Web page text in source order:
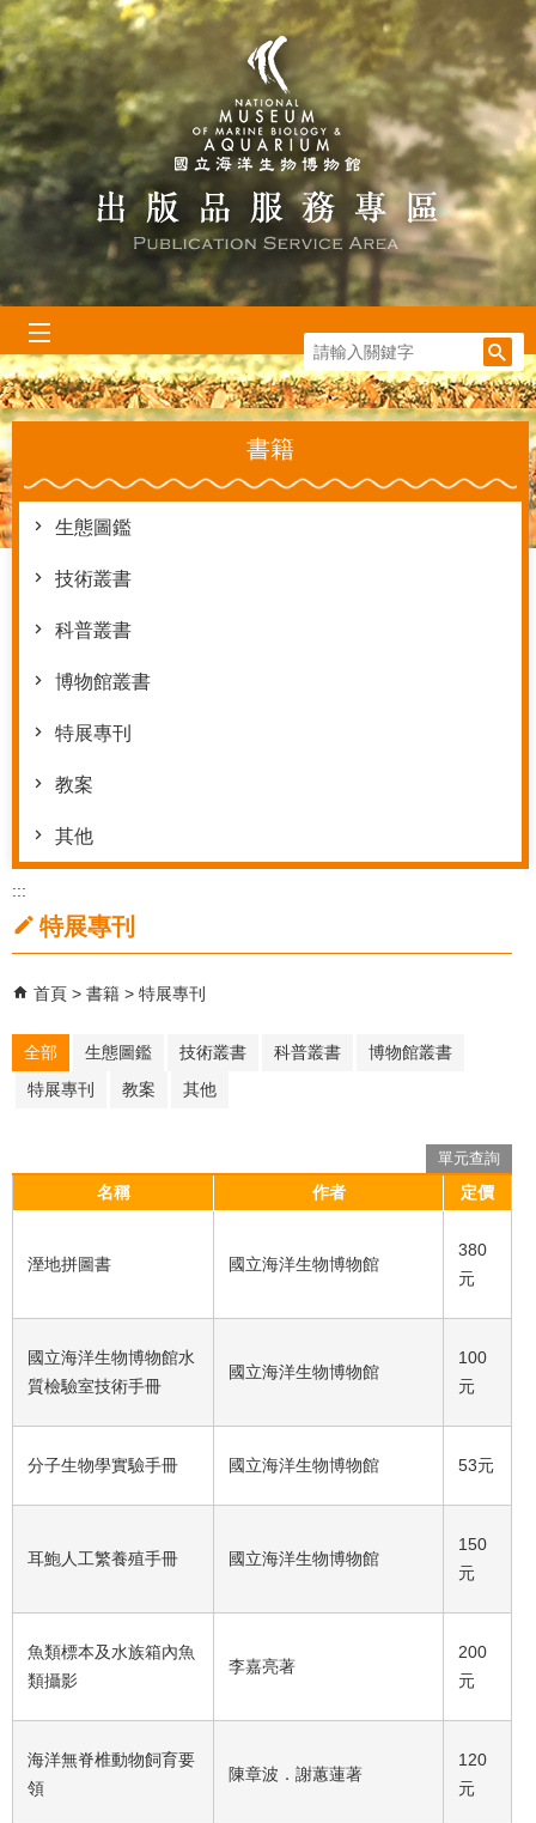
跳到主要內容區塊
:::
書籍
生態圖鑑
技術叢書
科普叢書
博物館叢書
特展專刊
教案
其他
:::
特展專刊
首頁 書籍 特展專刊
全部 生態圖鑑 技術叢書 科普叢書
博物館叢書
特展專刊
教案 其他
單元查詢
名稱 作者 定價
溼地拼圖書 國立海洋生物博物館
380
元
國立海洋生物博物館水
質檢驗室技術手冊
國立海洋生物博物館
100
元
分子生物學實驗手冊 國立海洋生物博物館 53元
耳鮑人工繁養殖手冊 國立海洋生物博物館
150
元
魚類標本及水族箱內魚
類攝影
李嘉亮著
200
元
海洋無脊椎動物飼育要
領
陳章波．謝蕙蓮著
120
元